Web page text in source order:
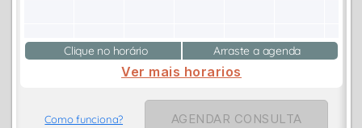
Clique no horário Arraste a agenda
Ver mais horarios
Como funciona? AGENDAR CONSULTA